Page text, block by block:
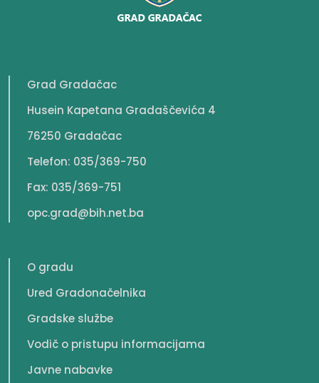
Grad Gradačac
Husein Kapetana Gradaščevića 4
76250 Gradačac
Telefon: 035/369-750
Fax: 035/369-751
opc.grad@bih.net.ba
O gradu
Ured Gradonačelnika
Gradske službe
Vodič o pristupu informacijama
Javne nabavke